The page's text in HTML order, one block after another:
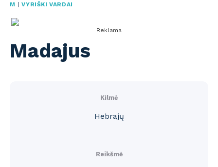
M |VYRIŠKI VARDAI
Reklama
Madajus
Kilmė
Hebrajų
Reikšmė